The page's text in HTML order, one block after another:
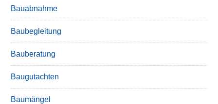
Bauabnahme
Baubegleitung
Bauberatung
Baugutachten
Baumängel